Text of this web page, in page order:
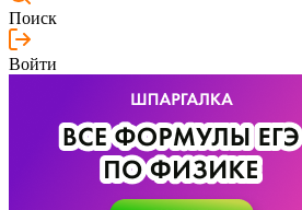
Поиск
Войти